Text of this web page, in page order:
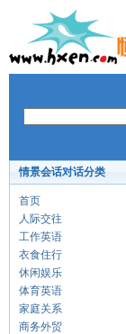
情景会话对话分类
首页
人际交往
工作英语
衣食住行
休闲娱乐
体育英语
家庭关系
商务外贸